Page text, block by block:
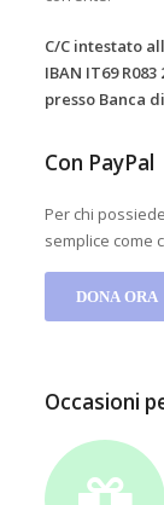
C/C intestato
IBAN IT69 R083
presso Banca
Con PayPal
Per chi
semplice come
DONAORA
Occasioni